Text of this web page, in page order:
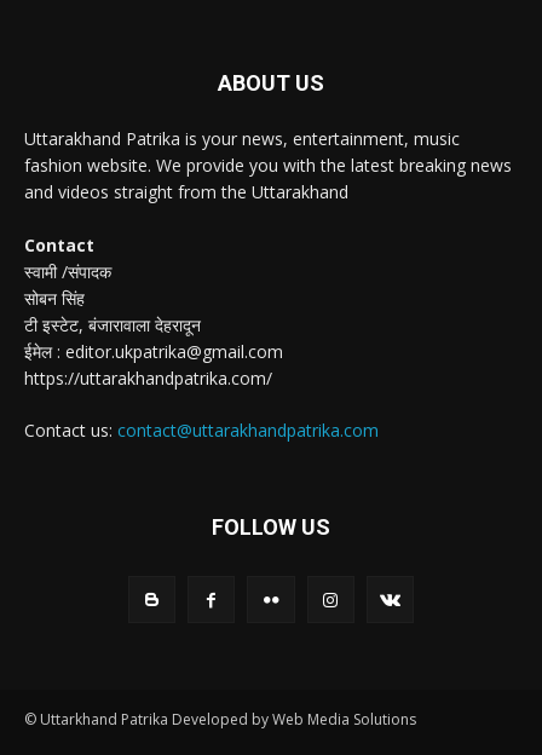
ABOUT US
Uttarakhand Patrika is your news, entertainment, music
fashion website. We provide you with the latest breaking news
and videos straight from the Uttarakhand
Contact
स्वामी /संपादक
सोबन सिंह
टी इस्टेट, बंजारावाला देहरादून
ईमेल : editor.ukpatrika@gmail.com
https://uttarakhandpatrika.com/
Contact us: contact@uttarakhandpatrika.com
FOLLOW US
© Uttarkhand Patrika Developed by Web Media Solutions